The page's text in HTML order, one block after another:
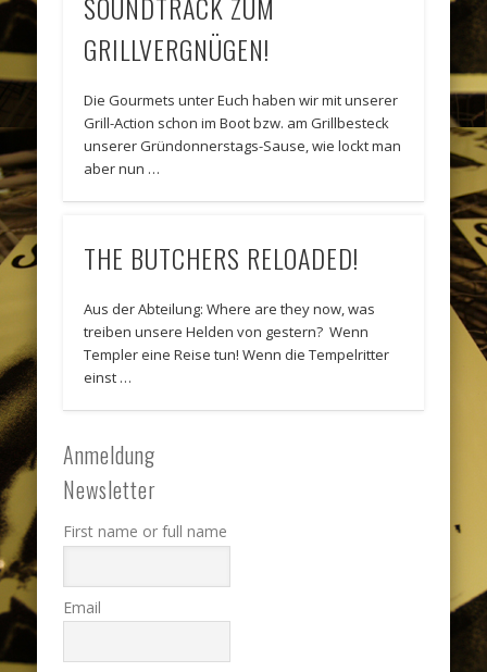
GRILLVERGNÜGEN!
Die Gourmets unter Euch haben wir mit unserer
Grill-Action schon im Boot bzw. am Grillbesteck
unserer Gründonnerstags-Sause, wie lockt man
aber nun …
THE BUTCHERS RELOADED!
Aus der Abteilung: Where are they now, was
treiben unsere Helden von gestern? Wenn
Templer eine Reise tun! Wenn die Tempelritter
einst …
Anmeldung
Newsletter
First name or full name
Email